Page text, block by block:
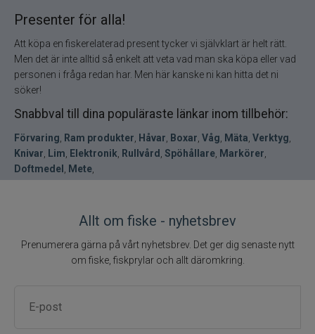
Presenter för alla!
Att köpa en fiskerelaterad present tycker vi självklart är helt rätt.
Men det är inte alltid så enkelt att veta vad man ska köpa eller vad
personen i fråga redan har. Men här kanske ni kan hitta det ni
söker!
Snabbval till dina populäraste länkar inom tillbehör:
Förvaring, Ram produkter, Håvar, Boxar, Våg, Mäta, Verktyg,
Knivar, Lim, Elektronik, Rullvård , Spöhållare, Markörer,
Doftmedel , Mete,
Allt om fiske - nyhetsbrev
Prenumerera gärna på vårt nyhetsbrev. Det ger dig senaste nytt
om fiske, fiskprylar och allt däromkring.